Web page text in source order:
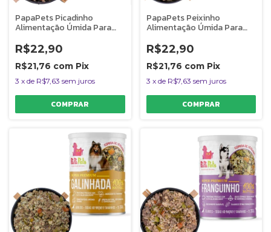
PapaPets Picadinho
Alimentação Úmida Para
R$22,90
R$21,76 com Pix
3 x de R$7,63 sem juros
PapaPets Peixinho
Alimentação Úmida Para
Monoproteica 280g
R$22,90
R$21,76 com Pix
3 x de R$7,63 sem juros